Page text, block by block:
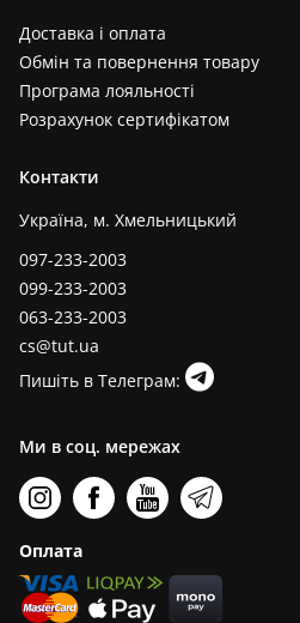
Доставка і оплата
Обмін та повернення товару
Програма лояльності
Розрахунок сертифікатом
Контакти
Україна, м. Хмельницький
097-233-2003
099-233-2003
063-233-2003
cs@tut.ua
Пишіть в Телеграм:
Ми в соц. мережах
Оплата